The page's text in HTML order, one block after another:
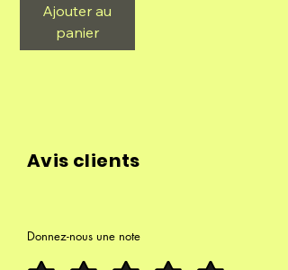
Ajouter au
panier
Avis clients
Donnez-nous une note